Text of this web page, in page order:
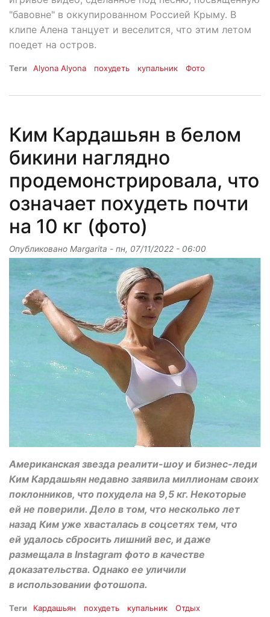
"бавовне" в оккупированном Россией Крыму. В
клипе Алена танцует и веселится, что этим летом
поедет на остров.
Теги Аlyona Аlyona похудеть купальник Фото
Ким Кардашьян в белом
бикини наглядно
продемонстрировала, что
означает похудеть почти
на 10 кг (фото)
Опубликовано Margarita - пн, 07/11/2022 - 06:00
Американская звезда реалити-шоу и бизнес-леди
Ким Кардашьян недавно заявила миллионам своих
поклонников, что похудела на 9,5 кг. Некоторые
ей не поверили. Дело в том, что несколько лет
назад Ким уже хвасталась в соцсетях тем, что
ей удалось сбросить лишний вес, и даже
размещала в Instagram фото в качестве
доказательства. Однако ее уличили
в использовании фотошопа.
Теги Кардашьян похудеть купальник Отдых